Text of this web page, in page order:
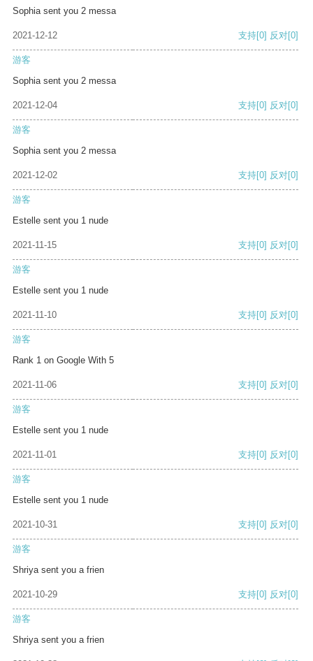
Sophia sent you 2 messa
2021-12-12 支持[0] 反对[0]
游客
Sophia sent you 2 messa
2021-12-04 支持[0] 反对[0]
游客
Sophia sent you 2 messa
2021-12-02 支持[0] 反对[0]
游客
Estelle sent you 1 nude
2021-11-15 支持[0] 反对[0]
游客
Estelle sent you 1 nude
2021-11-10 支持[0] 反对[0]
游客
Rank 1 on Google With 5
2021-11-06 支持[0] 反对[0]
游客
Estelle sent you 1 nude
2021-11-01 支持[0] 反对[0]
游客
Estelle sent you 1 nude
2021-10-31 支持[0] 反对[0]
游客
Shriya sent you a frien
2021-10-29 支持[0] 反对[0]
游客
Shriya sent you a frien